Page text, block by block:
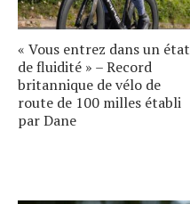
« Vous entrez dans un état
de fluidité » – Record
britannique de vélo de
route de 100 milles établi
par Dane